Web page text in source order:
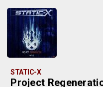
STATIC-X
Project